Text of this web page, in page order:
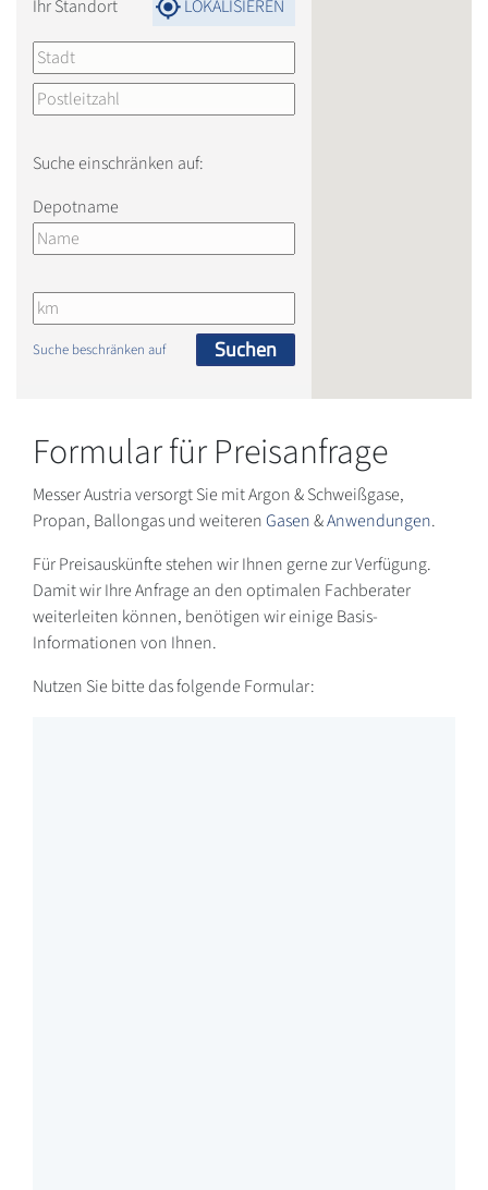
Ihr Standort LOKALISIEREN
Suche einschränken auf:
Depotname
Suche beschränken auf Suchen
Formular für Preisanfrage
Messer Austria versorgt Sie mit Argon & Schweißgase,
Propan, Ballongas und weiterenGasen&Anwendungen.
Für Preisauskünfte stehen wir Ihnen gerne zur Verfügung.
Damit wir Ihre Anfrage an den optimalen Fachberater
weiterleiten können, benötigen wir einige Basis-
Informationen von Ihnen.
Nutzen Sie bitte das folgende Formular: